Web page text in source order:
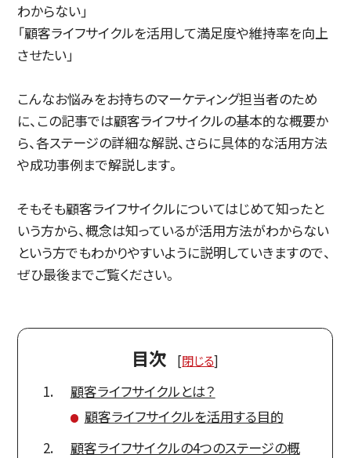
わからない」
「顧客ライフサイクルを活用して満足度や維持率を向上
させたい」
こんなお悩みをお持ちのマーケティング担当者のため
に、この記事では顧客ライフサイクルの基本的な概要か
ら、各ステージの詳細な解説、さらに具体的な活用方法
や成功事例まで解説します。
そもそも顧客ライフサイクルについてはじめて知ったと
いう方から、概念は知っているが活用方法がわからない
という方でもわかりやすいように説明していきますので、
ぜひ最後までご覧ください。
目次 [閉じる]
顧客ライフサイクルとは？
顧客ライフサイクルを活用する目的
顧客ライフサイクルの4つのステージの概